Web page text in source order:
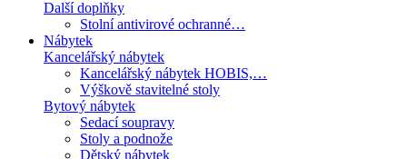
Další doplňky
Stolní antivirové ochranné…
Nábytek
Kancelářský nábytek
Kancelářský nábytek HOBIS,…
Výškově stavitelné stoly
Bytový nábytek
Sedací soupravy
Stoly a podnože
Dětský nábytek